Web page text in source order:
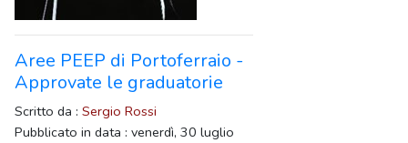
Aree PEEP di Portoferraio -
Approvate le graduatorie
Scritto da : Sergio Rossi
Pubblicato in data : venerdì, 30 luglio